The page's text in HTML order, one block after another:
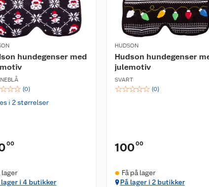
hundegenser med
☆☆☆ (0)
i 2 størrelser
00
lager
lager i 4 butikker
HUDSON
Hudson hundegenser
julemotiv
SVART
☆☆☆☆☆ (0)
10000
Få på lager
På lager i 2 butikker